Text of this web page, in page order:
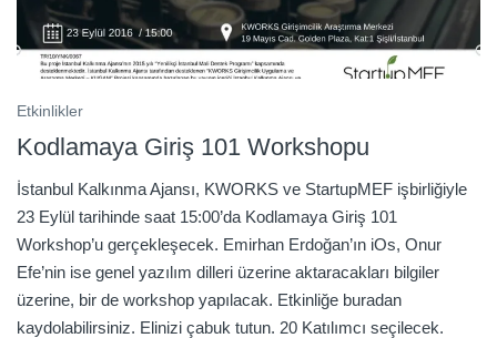
Etkinlikler
Kodlamaya Giriş 101 Workshopu
İstanbul Kalkınma Ajansı, KWORKS ve StartupMEF işbirliğiyle
23 Eylül tarihinde saat 15:00’da Kodlamaya Giriş 101
Workshop’u gerçekleşecek. Emirhan Erdoğan’ın iOs, Onur
Efe’nin ise genel yazılım dilleri üzerine aktaracakları bilgiler
üzerine, bir de workshop yapılacak. Etkinliğe buradan
kaydolabilirsiniz. Elinizi çabuk tutun. 20 Katılımcı seçilecek.